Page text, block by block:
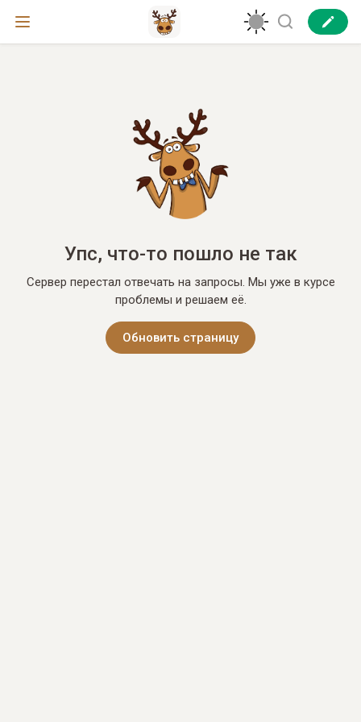
Упс, что-то пошло не так
Сервер перестал отвечать на запросы. Мы уже в курсе
проблемы и решаем её.
Обновить страницу